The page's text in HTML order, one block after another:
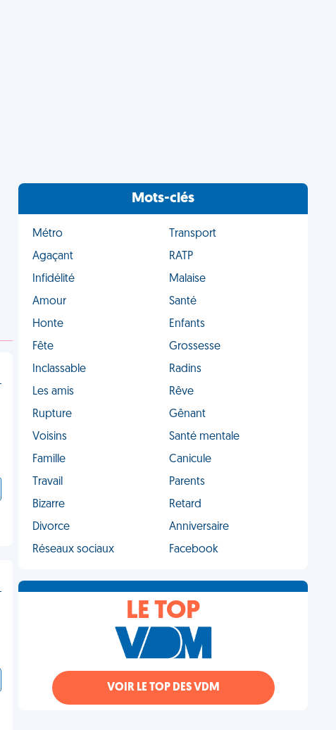
Mots-clés
Métro
Transport
Agaçant
RATP
Infidélité
Malaise
Amour
Santé
Honte
Enfants
Fête
Grossesse
Inclassable
Radins
Les amis
Rêve
Rupture
Gênant
Voisins
Santé mentale
Famille
Canicule
Travail
Parents
Bizarre
Retard
Divorce
Anniversaire
Réseaux sociaux
Facebook
LE TOP
VOIR LE TOP DES VDM